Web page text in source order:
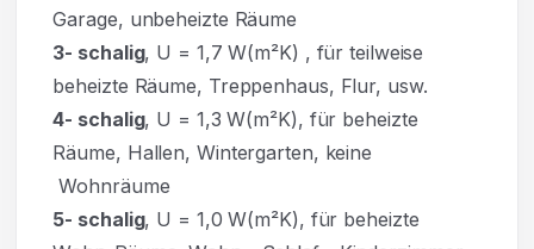
Garage, unbeheizte Räume
3- schalig, U = 1,7 W(m²K) , für teilweise
beheizte Räume, Treppenhaus, Flur, usw.
4- schalig, U = 1,3 W(m²K), für beheizte
Räume, Hallen, Wintergarten, keine
Wohnräume
5- schalig, U = 1,0 W(m²K), für beheizte